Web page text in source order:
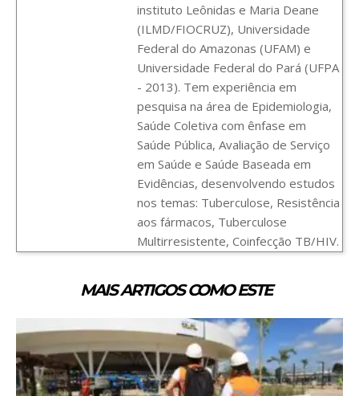
instituto Leônidas e Maria Deane
(ILMD/FIOCRUZ), Universidade
Federal do Amazonas (UFAM) e
Universidade Federal do Pará (UFPA
- 2013). Tem experiência em
pesquisa na área de Epidemiologia,
Saúde Coletiva com ênfase em
Saúde Pública, Avaliação de Serviço
em Saúde e Saúde Baseada em
Evidências, desenvolvendo estudos
nos temas: Tuberculose, Resistência
aos fármacos, Tuberculose
Multirresistente, Coinfecção TB/HIV.
MAIS ARTIGOS COMO ESTE